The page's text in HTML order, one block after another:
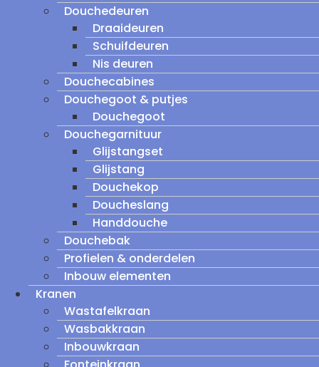
Douchedeuren
Draaideuren
Schuifdeuren
Nis deuren
Douchecabines
Douchegoot & putjes
Douchegoot
Douchegarnituur
Glijstangset
Glijstang
Douchekop
Doucheslang
Handdouche
Douchebak
Profielen & onderdelen
Inbouw elementen
Kranen
Wastafelkraan
Wasbakkraan
Inbouwkraan